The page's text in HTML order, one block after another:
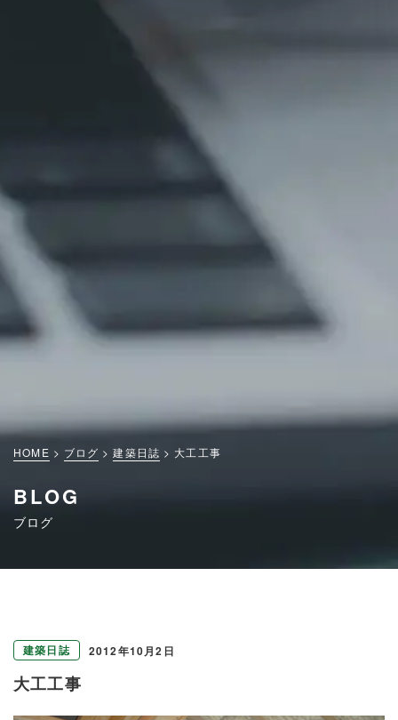
HOME ブログ 建築日誌 大工工事
BLOG
ブログ
建築日誌 2012年10月2日
大工工事